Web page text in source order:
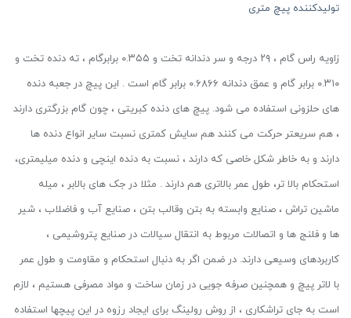
تولیدکننده پیچ متری
زاویه راس گام ، ۲۹ درجه و سر دندانه تخت و ۰.۳۵۵ برابرگام ، ته دنده تخت و
۰.۳۱۰ برابر گام و عمق دندانه ۰.۶۸۶۶ برابر گام است . این پیچ در جعبه دنده
های حلزونی استفاده می شود. پیچ های دنده کبریتی ، چون گام بزرگتری دارند
، هم سریعتر حرکت می کنند هم سایش کمتری نسبت سایر انواع دنده ها
دارند و به خاطر شکل خاصی که دارند ، نسبت به دنده اینچی و دنده میلیمتری،
استحکام بالا تر، طول عمر بالاتری هم دارند . مثلا در جک های بالابر ، میله
ماشین تراش ، صنایع وابسته به بتن وقالب بتن ، صنایع آب و فاضلاب ، شیر
ها و فلنج ها و اتصالات مربوط به انتقال سیالات در صنایع پتروشیمی ،
کاربردهای وسیعی دارند. در ضمن اگر به دنبال استحکام و مقاومت و طول عمر
با لاتر پیچ و همچنین صرفه جویی در زمان ساخت و مواد مصرفی هستیم ، لازم
است به جای تراشکاری ، از روش رولینگ برای ایجاد رزوه در این پیچها استفاده